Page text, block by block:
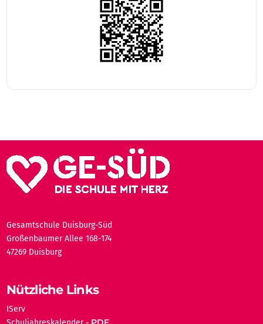
Gesamtschule Duisburg-Süd
Großenbaumer Allee 168-174
47269 Duisburg
Nützliche Links
IServ